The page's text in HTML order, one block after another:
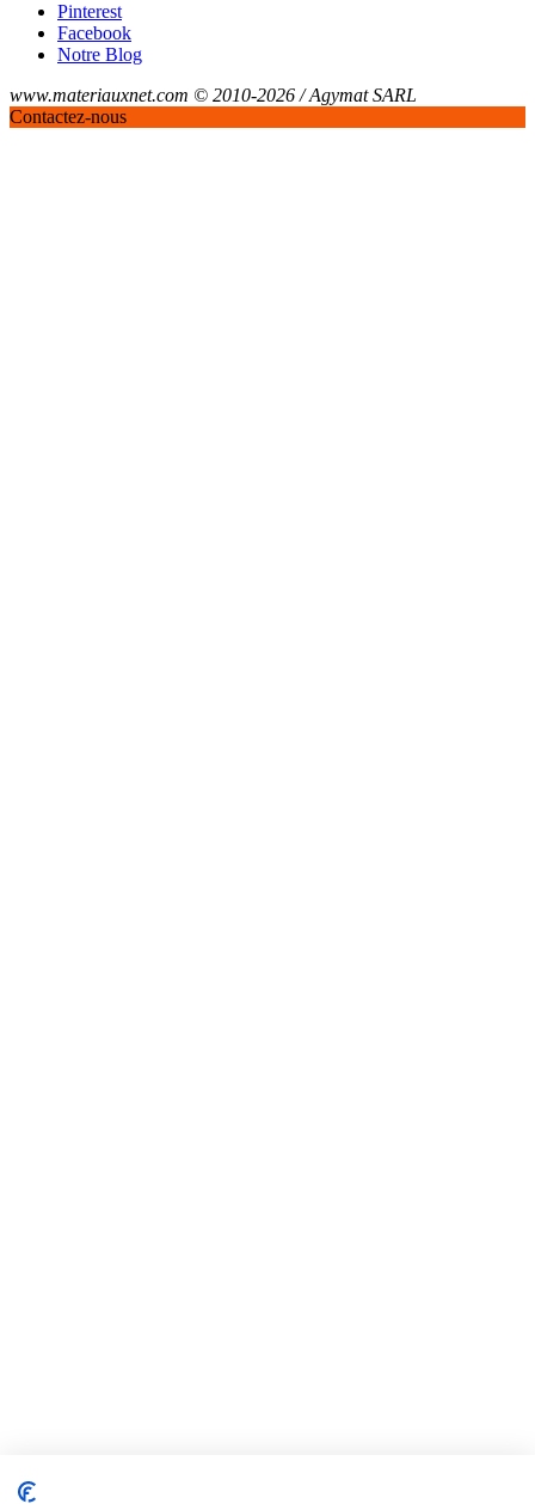
Pinterest
Facebook
Notre Blog
www.materiauxnet.com © 2010-2026 / Agymat SARL
Contactez-nous